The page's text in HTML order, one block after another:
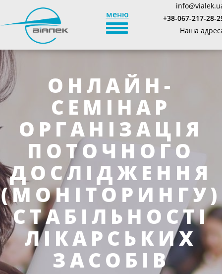
меню
TOGGLE_NAVIGATION
+38-067-217-28-
Наша
ОНЛАЙН-
СЕМІНАР
ОРГАНІЗАЦІЯ
ПОТОЧНОГО
ДОСЛІДЖЕННЯ
(МОНІТОРИНГУ)
СТАБІЛЬНОСТІ
ЛІКАРСЬКИХ
ЗАСОБІВ